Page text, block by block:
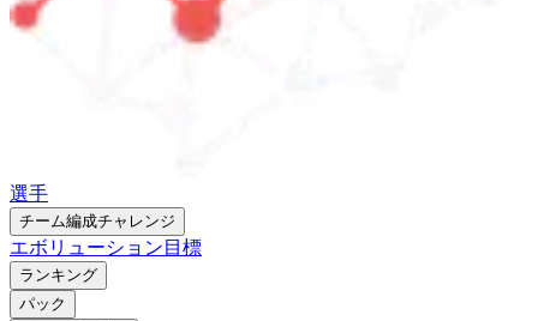
選手
チーム編成チャレンジ
エボリューション 目標
ランキング
パック